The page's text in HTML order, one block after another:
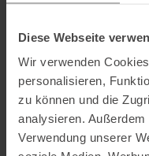
Diese Webseite
Wir verwenden
personalisieren,
zu können und die
analysieren.
Verwendung unserer
300 ml